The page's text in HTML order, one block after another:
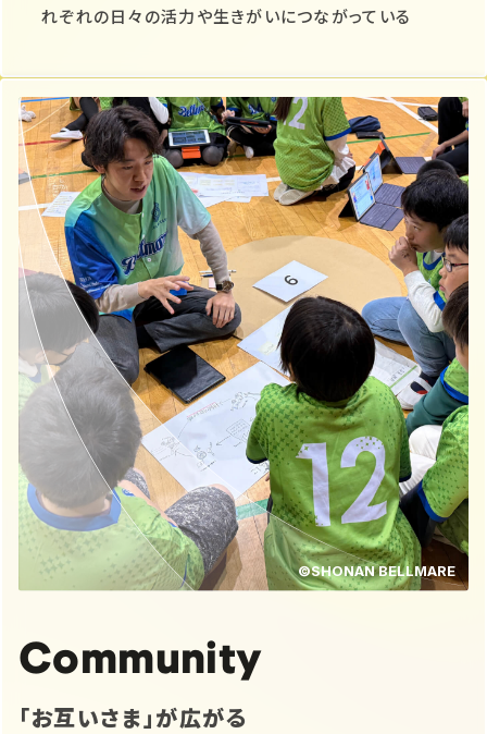
れぞれの日々の活力や生きがいにつながっている
©SHONAN BELLMARE
Community
「お互いさま」が広がる